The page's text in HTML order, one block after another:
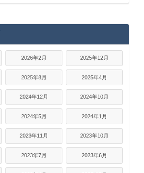
2026年2月 2025年12月
2025年8月 2025年4月
2024年12月 2024年10月
2024年5月 2024年1月
2023年11月 2023年10月
2023年7月 2023年6月